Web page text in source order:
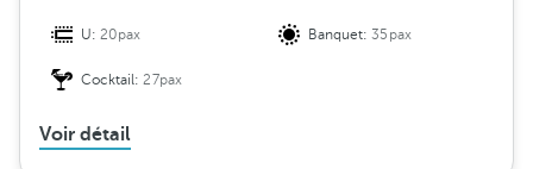
U:20pax Banquet:35pax
Cocktail:27pax
Voir détail